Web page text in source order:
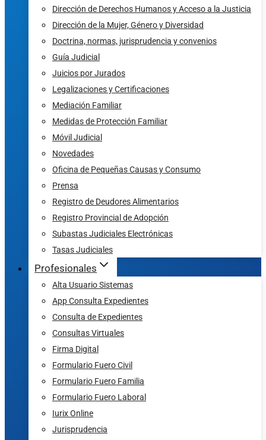
Dirección de Derechos Humanos y Acceso a la Justicia
Dirección de la Mujer, Género y Diversidad
Doctrina, normas, jurisprudencia y convenios
Guía Judicial
Juicios por Jurados
Legalizaciones y Certificaciones
Mediación Familiar
Medidas de Protección Familiar
Móvil Judicial
Novedades
Oficina de Pequeñas Causas y Consumo
Prensa
Registro de Deudores Alimentarios
Registro Provincial de Adopción
Subastas Judiciales Electrónicas
Tasas Judiciales
Profesionales
Alta Usuario Sistemas
App Consulta Expedientes
Consulta de Expedientes
Consultas Virtuales
Firma Digital
Formulario Fuero Civil
Formulario Fuero Familia
Formulario Fuero Laboral
Iurix Online
Jurisprudencia